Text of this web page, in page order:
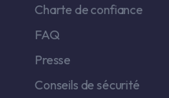
Charte de confiance
FAQ
Presse
Conseils de sécurité